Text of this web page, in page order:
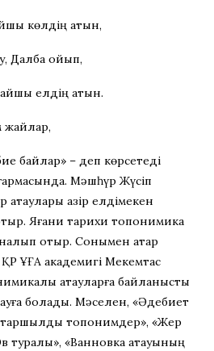
көлдің атын,
Далба қойып,
елдің атын.
жайлар,
байлар» – деп көрсетеді
Мәшһүр Жүсіп
қазір елдімекен
Яғани тарихи топонимика
отыр. Сонымен қатар
ҚР ҰҒА академигі Мекемтас
атауларға байланысты
болады. Мәселен, «Әдебиет
топонимдер», «Жер
туралы», «Ванновка атауының